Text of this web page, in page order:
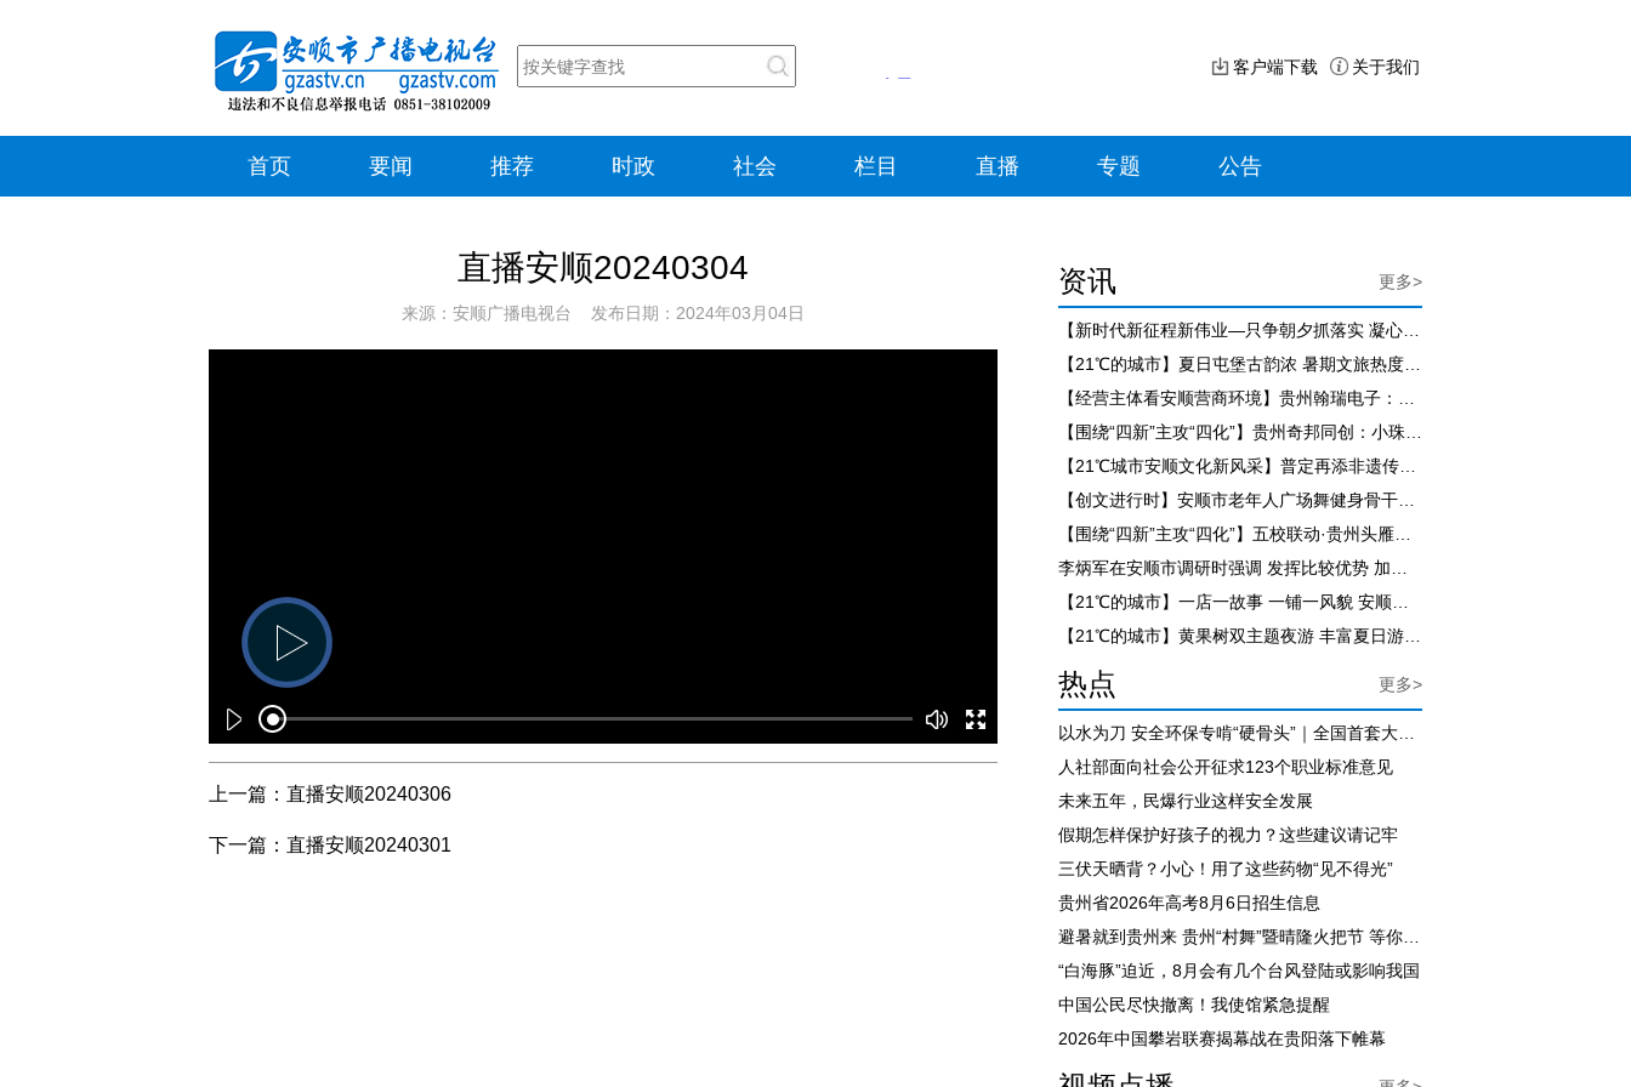
客户端下载 关于我们
首页 要闻 推荐 时政 社会 栏目 直播 专题 公告
直播安顺20240304
来源：安顺广播电视台 发布日期：2024年03月04日
上一篇： 直播安顺20240306
下一篇： 直播安顺20240301
资讯 更多>
热点 更多>
人社部面向社会公开征求123个职业标准意见
未来五年，民爆行业这样安全发展
假期怎样保护好孩子的视力？这些建议请记牢
三伏天晒背？小心！用了这些药物“见不得光”
贵州省2026年高考8月6日招生信息
“白海豚”迫近，8月会有几个台风登陆或影响我国
中国公民尽快撤离！我使馆紧急提醒
2026年中国攀岩联赛揭幕战在贵阳落下帷幕